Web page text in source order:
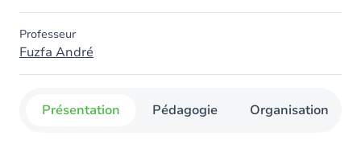
Professeur
Fuzfa André
Présentation Pédagogie Organisation